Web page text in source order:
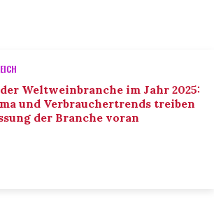
Weltweinbranche im Jahr 2025:
und Verbrauchertrends treiben
der Branche voran